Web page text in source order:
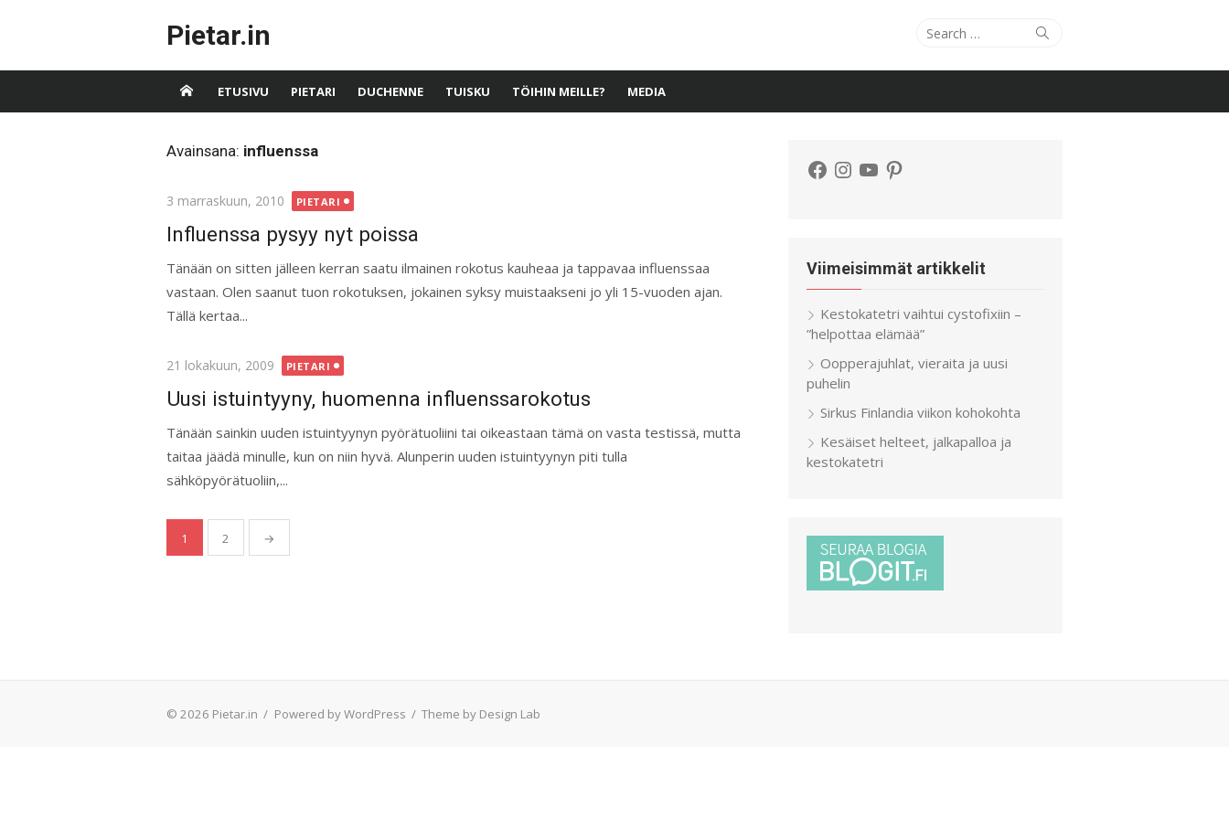
Pietar.in
Search
Search
ETUSIVU PIETARI DUCHENNE TUISKU TÖIHIN MEILLE? MEDIA
Avainsana: influenssa
Posted
3 marraskuun, 2010 PIETARI
Influenssa pysyy nyt poissa
Tänään on sitten jälleen kerran saatu ilmainen rokotus kauheaa ja tappavaa influenssaa
vastaan. Olen saanut tuon rokotuksen, jokainen syksy muistaakseni jo yli 15-vuoden ajan.
Tällä kertaa...
Posted
21 lokakuun, 2009 PIETARI
Uusi istuintyyny, huomenna influenssarokotus
Tänään sainkin uuden istuintyynyn pyörätuoliini tai oikeastaan tämä on vasta testissä, mutta
taitaa jäädä minulle, kun on niin hyvä. Alunperin uuden istuintyynyn piti tulla
sähköpyörätuoliin,...
Artikkelien
sivutus
1 2 →
Facebook
Instagram
YouTubePinterest
Viimeisimmät artikkelit
Kestokatetri vaihtui cystofixiin –
”helpottaa elämää”
Oopperajuhlat, vieraita ja uusi
puhelin
Sirkus Finlandia viikon kohokohta
Kesäiset helteet, jalkapalloa ja
kestokatetri
© 2026 Pietar.in / Powered by WordPress / Theme by Design Lab